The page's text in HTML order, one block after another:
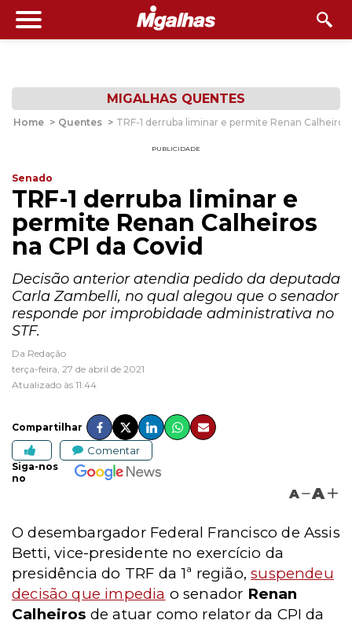
MIGALHAS QUENTES
Home > Quentes > TRF-1 derruba liminar e permite Renan Calheiros
PUBLICIDADE
Senado
TRF-1 derruba liminar e
permite Renan Calheiros
na CPI da Covid
Decisão anterior atendia pedido da deputada
Carla Zambelli, no qual alegou que o senador
responde por improbidade administrativa no
STF.
Da Redação
terça-feira, 27 de abril de 2021
Atualizado às 11:44
Compartilhar
Comentar
Siga-nos
no
A A
O desembargador Federal Francisco de Assis
Betti, vice-presidente no exercício da
presidência do TRF da 1ª região,suspendeu
decisão que impedia o senador Renan
Calheiros de atuar como relator da CPI da